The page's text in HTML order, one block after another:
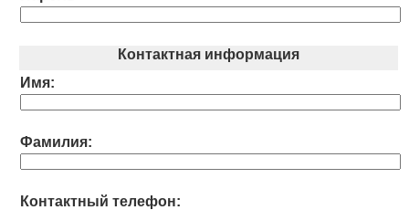
Контактная информация
Имя:
Фамилия:
Контактный телефон: